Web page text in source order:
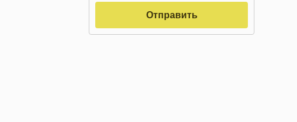
Отправить